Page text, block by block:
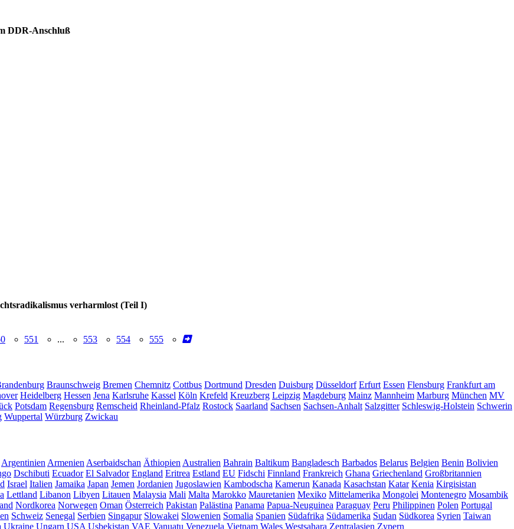
DDR-Anschluß
verharmlost (Teil I)
551 ... 553 554 555
Braunschweig Bremen Chemnitz Cottbus Dortmund Dresden Duisburg Düsseldorf Erfurt Essen Flensburg Frankfurt am
Heidelberg Hessen Jena Karlsruhe Kassel Köln Krefeld Kreuzberg Leipzig Magdeburg Mainz Mannheim Marburg München MV
Potsdam Regensburg Remscheid Rheinland-Pfalz Rostock Saarland Sachsen Sachsen-Anhalt Salzgitter Schleswig-Holstein Schwerin
Wuppertal Würzburg Zwickau
Argentinien Armenien Aserbaidschan Äthiopien Australien Bahrain Baltikum Bangladesch Barbados Belarus Belgien Benin Bolivien
Dschibuti Ecuador El Salvador England Eritrea Estland EU Fidschi Finnland Frankreich Ghana Griechenland Großbritannien
Israel Italien Jamaika Japan Jemen Jordanien Jugoslawien Kambodscha Kamerun Kanada Kasachstan Katar Kenia Kirgisistan
Lettland Libanon Libyen Litauen Malaysia Mali Malta Marokko Mauretanien Mexiko Mittelamerika Mongolei Montenegro Mosambik
Nordkorea Norwegen Oman Österreich Pakistan Palästina Panama Papua-Neuguinea Paraguay Peru Philippinen Polen Portugal
Schweiz Senegal Serbien Singapur Slowakei Slowenien Somalia Spanien Südafrika Südamerika Sudan Südkorea Syrien Taiwan
Ukraine Ungarn USA Usbekistan VAE Vanuatu Venezuela Vietnam Wales Westsahara Zentralasien Zypern